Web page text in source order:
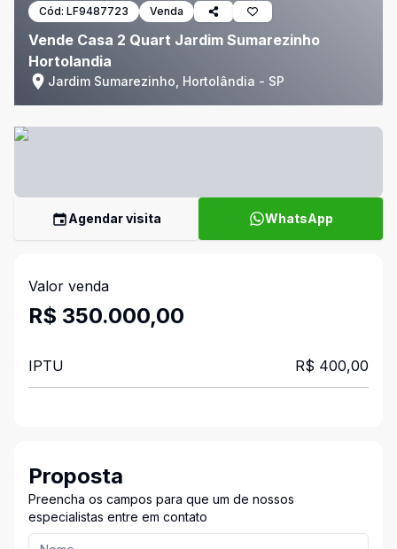
Cód: LF9487723 Venda
Vende Casa 2 Quart Jardim Sumarezinho
Hortolandia
Jardim Sumarezinho, Hortolândia - SP
Agendar visita WhatsApp
Valor venda
R$ 350.000,00
IPTU R$ 400,00
Proposta
Preencha os campos para que um de nossos
especialistas entre em contato